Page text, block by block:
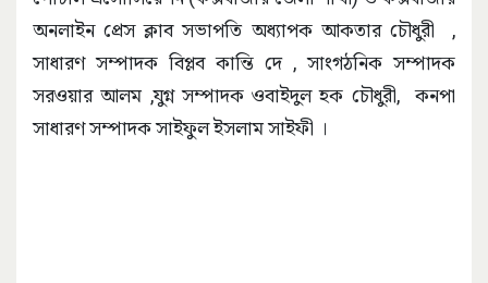
অনলাইন প্রেস ক্লাব সভাপতি অধ্যাপক আকতার চৌধুরী ,
সাধারণ সম্পাদক বিপ্লব কান্তি দে , সাংগঠনিক সম্পাদক
সরওয়ার আলম ,যুগ্ন সম্পাদক ওবাইদুল হক চৌধুরী, কনপা
সাধারণ সম্পাদক সাইফুল ইসলাম সাইফী ।